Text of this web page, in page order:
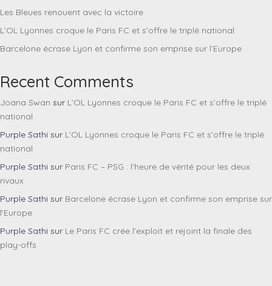
Les Bleues renouent avec la victoire
L’OL Lyonnes croque le Paris FC et s’offre le triplé national
Barcelone écrase Lyon et confirme son emprise sur l’Europe
Recent Comments
Joana Swan sur L’OL Lyonnes croque le Paris FC et s’offre le triplé
national
Purple Sathi sur L’OL Lyonnes croque le Paris FC et s’offre le triplé
national
Purple Sathi sur Paris FC – PSG : l’heure de vérité pour les deux
rivaux
Purple Sathi sur Barcelone écrase Lyon et confirme son emprise sur
l’Europe
Purple Sathi sur Le Paris FC crée l’exploit et rejoint la finale des
play-offs